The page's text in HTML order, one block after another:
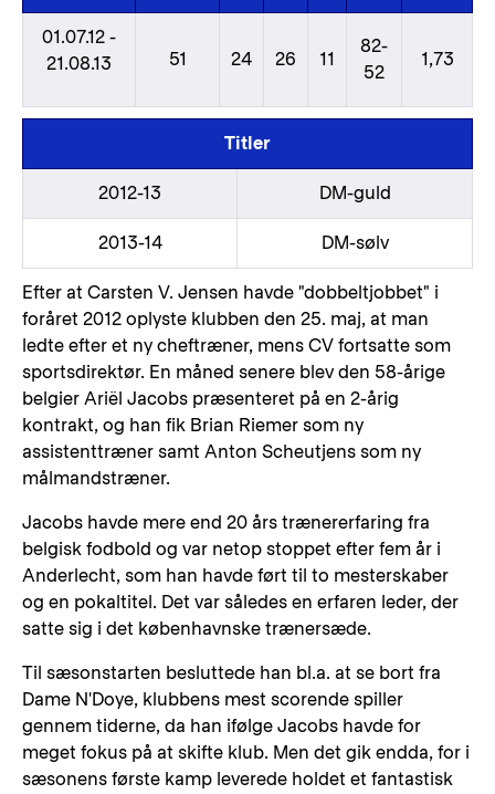
01.07.12 -
21.08.13
51 24 26 11
82-
52
1,73
Titler
2012-13 DM-guld
2013-14 DM-sølv
Efter at Carsten V. Jensen havde "dobbeltjobbet" i
foråret 2012 oplyste klubben den 25. maj, at man
ledte efter et ny cheftræner, mens CV fortsatte som
sportsdirektør. En måned senere blev den 58-årige
belgier Ariël Jacobs præsenteret på en 2-årig
kontrakt, og han fik Brian Riemer som ny
assistenttræner samt Anton Scheutjens som ny
målmandstræner.
Jacobs havde mere end 20 års trænererfaring fra
belgisk fodbold og var netop stoppet efter fem år i
Anderlecht, som han havde ført til to mesterskaber
og en pokaltitel. Det var således en erfaren leder, der
satte sig i det københavnske trænersæde.
Til sæsonstarten besluttede han bl.a. at se bort fra
Dame N'Doye, klubbens mest scorende spiller
gennem tiderne, da han ifølge Jacobs havde for
meget fokus på at skifte klub. Men det gik endda, for i
sæsonens første kamp leverede holdet et fantastisk